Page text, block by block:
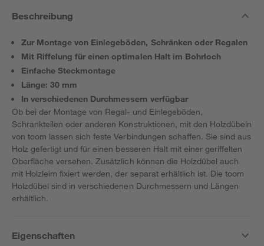
Beschreibung
Zur Montage von Einlegeböden, Schränken oder Regalen
Mit Riffelung für einen optimalen Halt im Bohrloch
Einfache Steckmontage
Länge: 30 mm
In verschiedenen Durchmessern verfügbar
Ob bei der Montage von Regal- und Einlegeböden,
Schrankteilen oder anderen Konstruktionen, mit den Holzdübeln
von toom lassen sich feste Verbindungen schaffen. Sie sind aus
Holz gefertigt und für einen besseren Halt mit einer geriffelten
Oberfläche versehen. Zusätzlich können die Holzdübel auch
mit Holzleim fixiert werden, der separat erhältlich ist. Die toom
Holzdübel sind in verschiedenen Durchmessern und Längen
erhältlich.
Eigenschaften